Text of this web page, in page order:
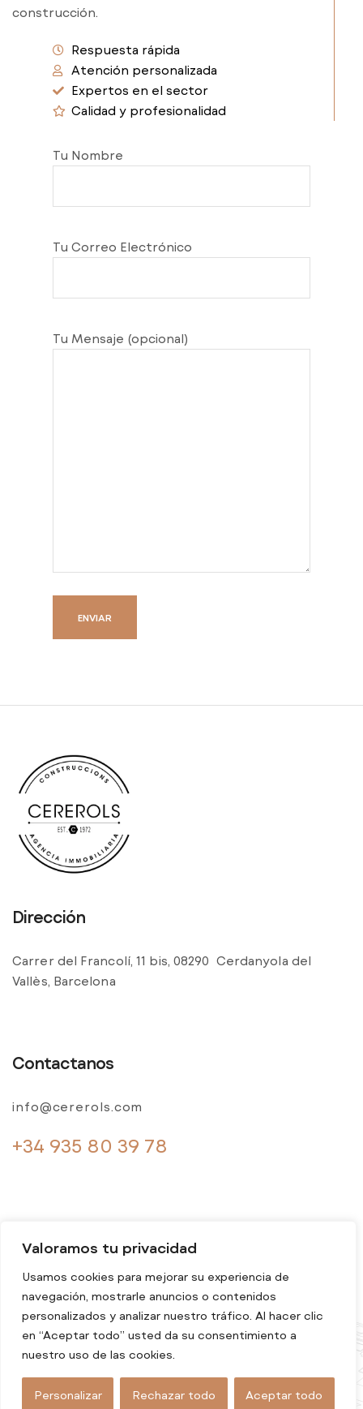
Valoramos tu privacidad
Usamos cookies para mejorar su experiencia de
navegación, mostrarle anuncios o contenidos
personalizados y analizar nuestro tráfico. Al hacer clic
en “Aceptar todo” usted da su consentimiento a
nuestro uso de las cookies.
Personalizar Rechazar todo Aceptar todo
construcción.
Respuesta rápida
Atención personalizada
Expertos en el sector
Calidad y profesionalidad
Tu Nombre
Tu Correo Electrónico
Tu Mensaje (opcional)
Dirección
Carrer del Francolí, 11 bis, 08290 Cerdanyola del
Vallès, Barcelona
Contactanos
info@cererols.com
+34 935 80 39 78
© 2024 Cererols. Todos los derechos reservados